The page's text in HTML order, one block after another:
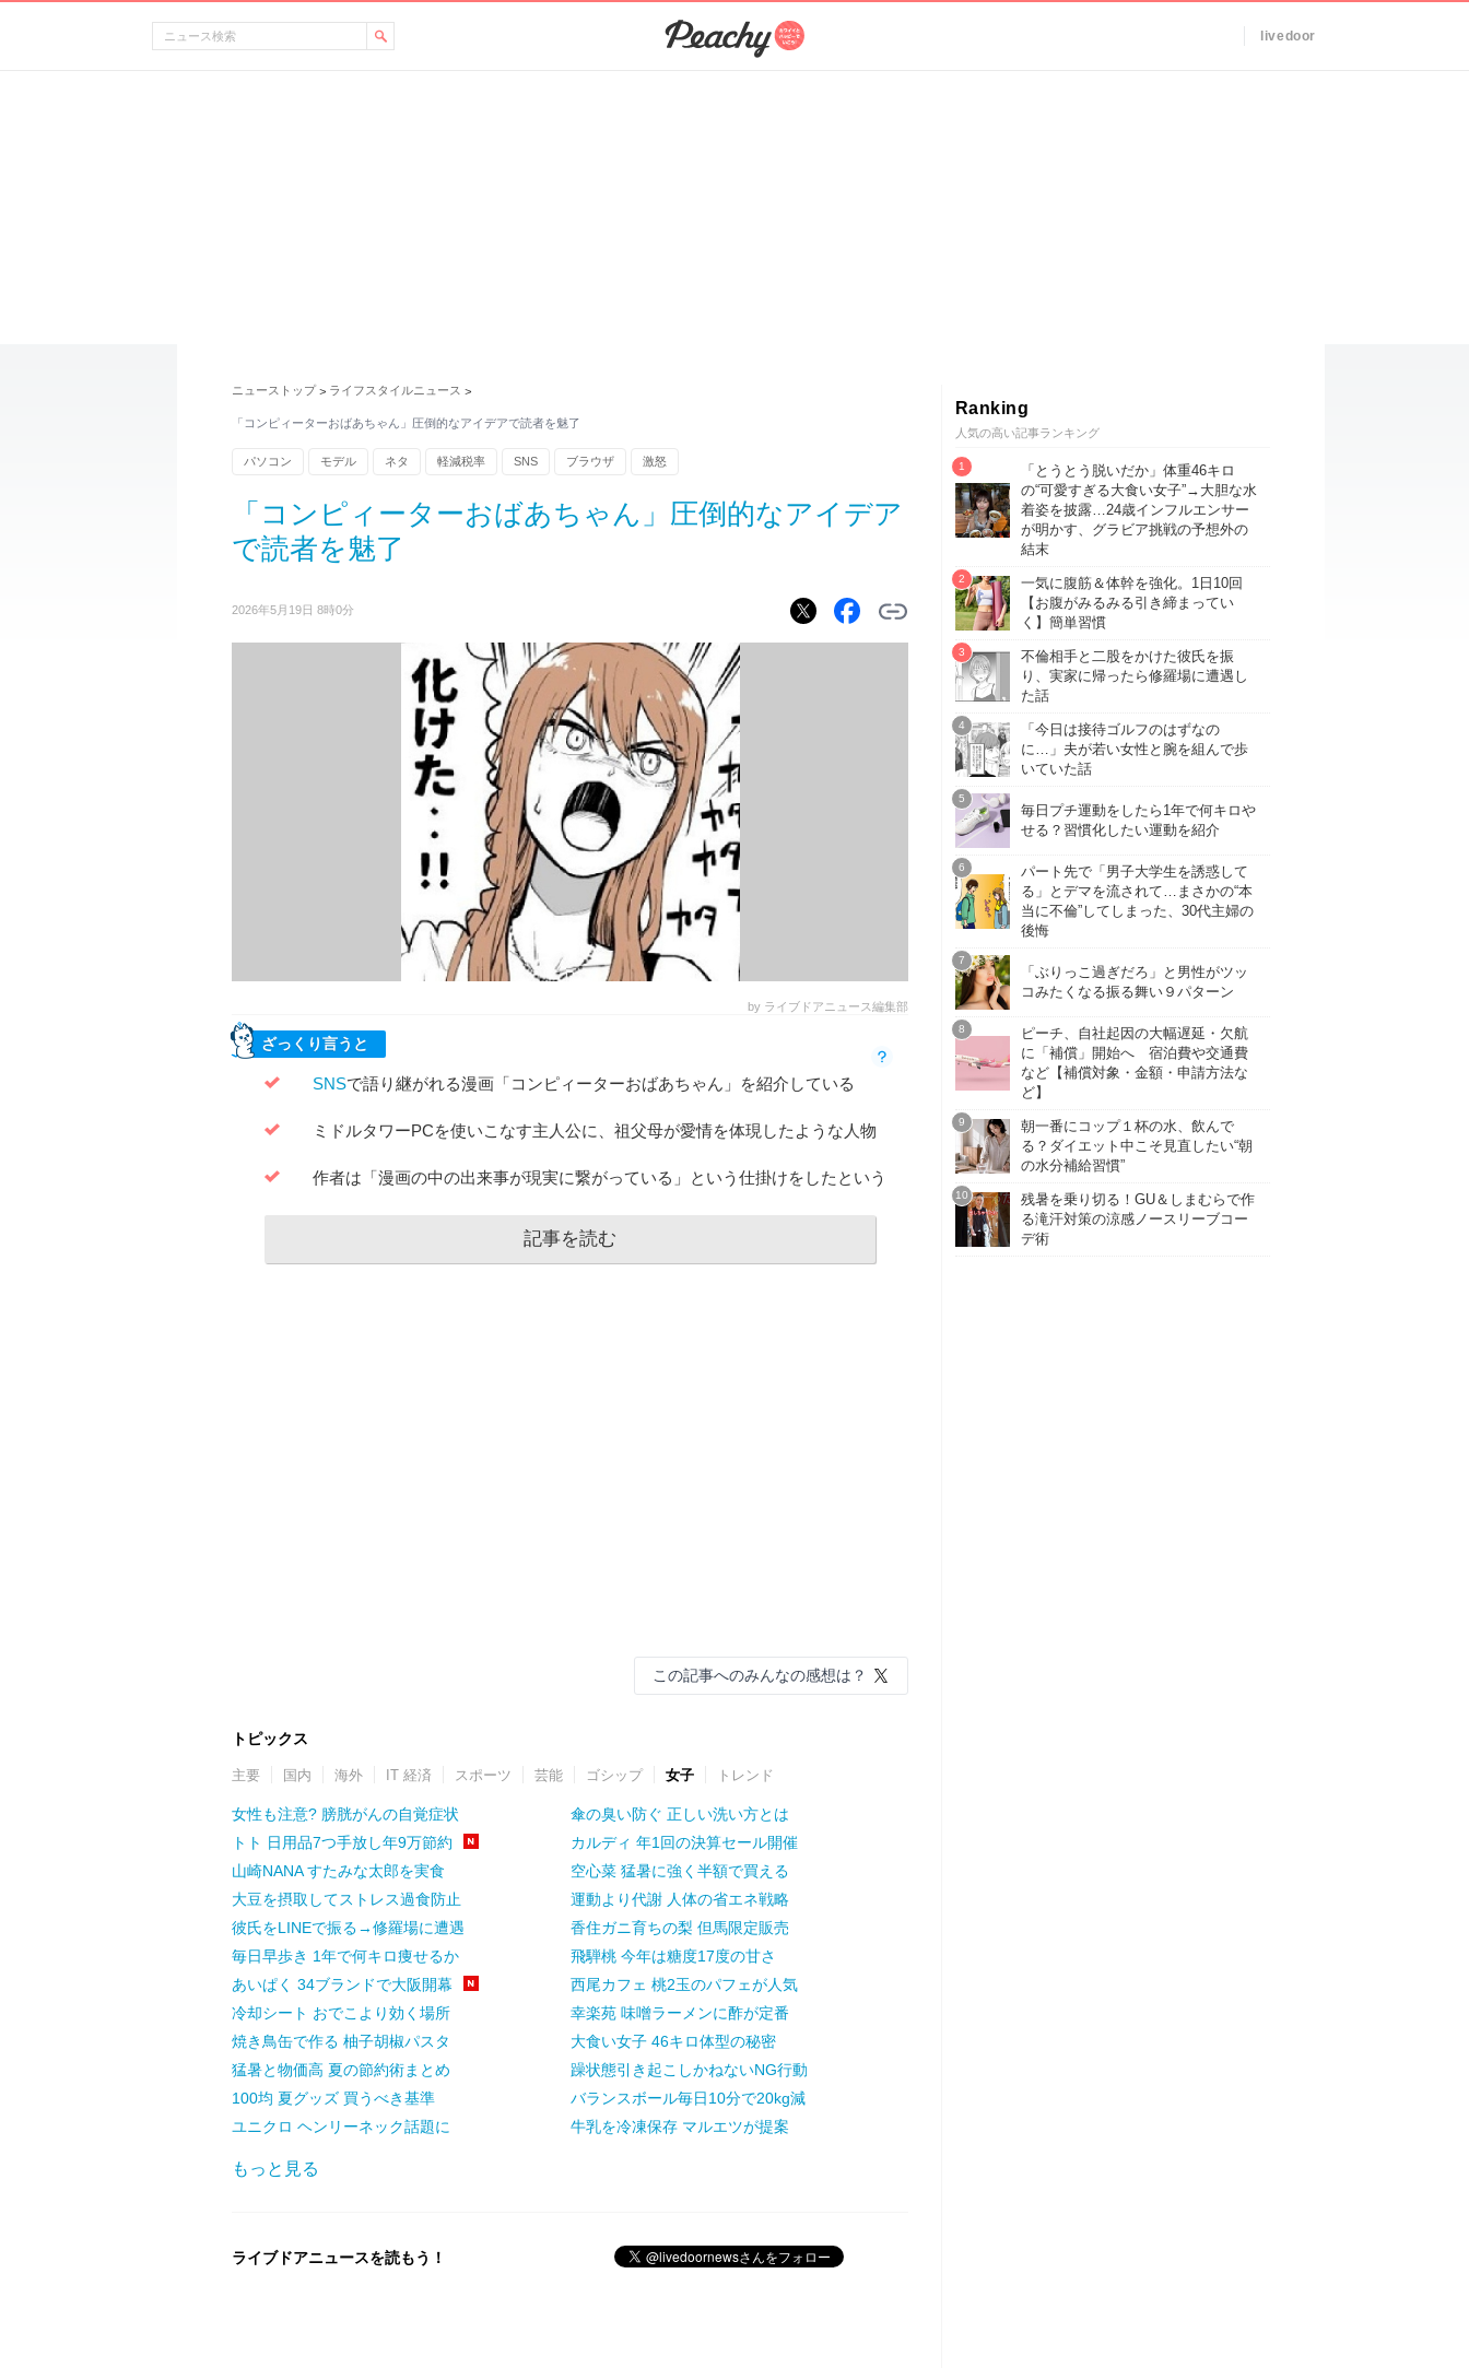
livedoor
ニューストップ > ライフスタイルニュース >
「コンピィーターおばあちゃん」圧倒的なアイデアで読者を魅了
パソコン モデル ネタ 軽減税率 SNS ブラウザ 激怒
「コンピィーターおばあちゃん」圧倒的なアイデア
で読者を魅了
2026年5月19日 8時0分
by ライブドアニュース編集部
ざっくり言うと
SNSで語り継がれる漫画「コンピィーターおばあちゃん」を紹介している
ミドルタワーPCを使いこなす主人公に、祖父母が愛情を体現したような人物
作者は「漫画の中の出来事が現実に繋がっている」という仕掛けをしたという
記事を読む
この記事へのみんなの感想は？
トピックス
主要 国内 海外 IT 経済 スポーツ 芸能 ゴシップ 女子 トレンド
女性も注意? 膀胱がんの自覚症状
トト 日用品7つ手放し年9万節約
山崎NANA すたみな太郎を実食
大豆を摂取してストレス過食防止
彼氏をLINEで振る→修羅場に遭遇
毎日早歩き 1年で何キロ痩せるか
あいぱく 34ブランドで大阪開幕
冷却シート おでこより効く場所
焼き鳥缶で作る 柚子胡椒パスタ
猛暑と物価高 夏の節約術まとめ
100均 夏グッズ 買うべき基準
ユニクロ ヘンリーネック話題に
傘の臭い防ぐ 正しい洗い方とは
カルディ 年1回の決算セール開催
空心菜 猛暑に強く半額で買える
運動より代謝 人体の省エネ戦略
香住ガニ育ちの梨 但馬限定販売
飛騨桃 今年は糖度17度の甘さ
西尾カフェ 桃2玉のパフェが人気
幸楽苑 味噌ラーメンに酢が定番
大食い女子 46キロ体型の秘密
躁状態引き起こしかねないNG行動
バランスボール毎日10分で20kg減
牛乳を冷凍保存 マルエツが提案
もっと見る
ライブドアニュースを読もう！
Ranking
人気の高い記事ランキング
「とうとう脱いだか」体重46キロ
の“可愛すぎる大食い女子”→大胆な水
着姿を披露…24歳インフルエンサー
が明かす、グラビア挑戦の予想外の
結末
一気に腹筋＆体幹を強化。1日10回
【お腹がみるみる引き締まってい
く】簡単習慣
不倫相手と二股をかけた彼氏を振
り、実家に帰ったら修羅場に遭遇し
た話
「今日は接待ゴルフのはずなの
に…」夫が若い女性と腕を組んで歩
いていた話
毎日プチ運動をしたら1年で何キロや
せる？習慣化したい運動を紹介
パート先で「男子大学生を誘惑して
る」とデマを流されて…まさかの“本
当に不倫”してしまった、30代主婦の
後悔
「ぶりっこ過ぎだろ」と男性がツッ
コみたくなる振る舞い９パターン
ピーチ、自社起因の大幅遅延・欠航
に「補償」開始へ 宿泊費や交通費
など【補償対象・金額・申請方法な
ど】
朝一番にコップ１杯の水、飲んで
る？ダイエット中こそ見直したい“朝
の水分補給習慣”
残暑を乗り切る！GU＆しまむらで作
る滝汗対策の涼感ノースリーブコー
デ術